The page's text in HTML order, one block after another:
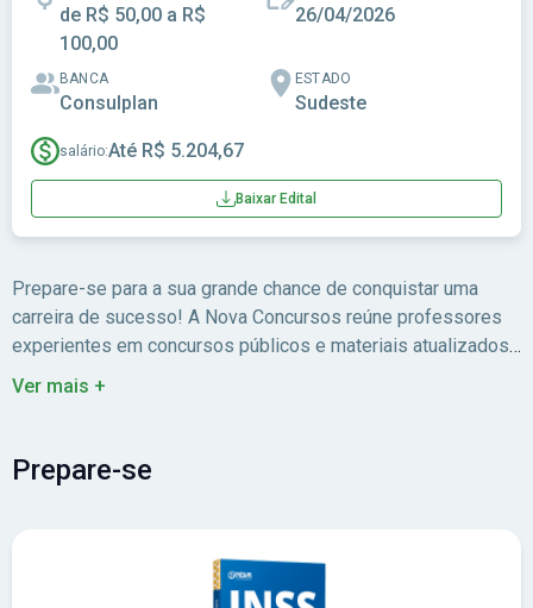
de R$ 50,00 a R$
100,00
26/04/2026
BANCA
Consulplan
ESTADO
Sudeste
salário:Até R$ 5.204,67
Baixar Edital
Prepare-se para a sua grande chance de conquistar uma
carreira de sucesso! A Nova Concursos reúne professores
experientes em concursos públicos e materiais atualizados
para você estudar com foco no edital.
Ver mais +
Prepare-se